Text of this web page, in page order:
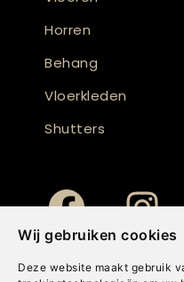
Wij gebruiken cookies
Deze website maakt gebruik
Horren
Behang
Vloerkleden
Shutters